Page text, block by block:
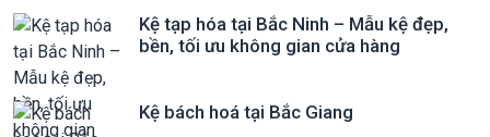
Kệ tạp hóa tại Bắc Ninh – Mẫu kệ đẹp,
bền, tối ưu không gian cửa hàng
Kệ bách hoá tại Bắc Giang